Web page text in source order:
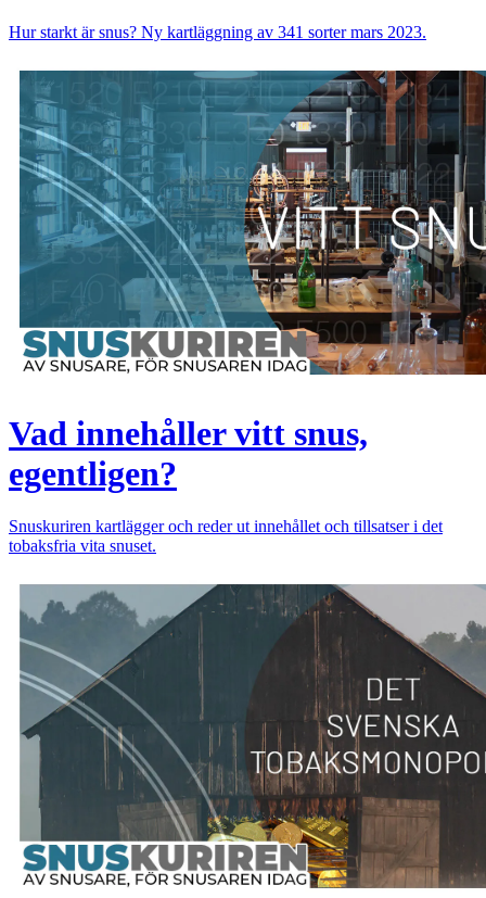
Hur starkt är snus? Ny kartläggning av 341 sorter mars 2023.
Vad innehåller vitt snus,
egentligen?
Snuskuriren kartlägger och reder ut innehållet och tillsatser i det
tobaksfria vita snuset.